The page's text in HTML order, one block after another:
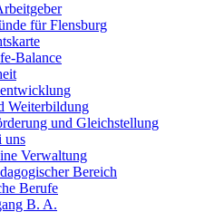
für Flensburg
Balance
Weiterbildung
und Gleichstellung
uns
Verwaltung
Bereich
Berufe
B. A.